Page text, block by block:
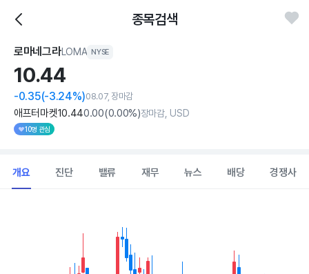
종목검색
로마네그라LOMA NYSE
10.44
-0.35(-3.24%)08.07, 장마감
애프터마켓10.440.00(0.00%)장마감, USD
10명 관심
개요 진단 밸류 재무 뉴스 배당 경쟁사
View as data table, Chart
The chart has 1 X axis displaying Time. Data ranges from
The chart has 1 Y axis displaying values. Data ranges from 10.21